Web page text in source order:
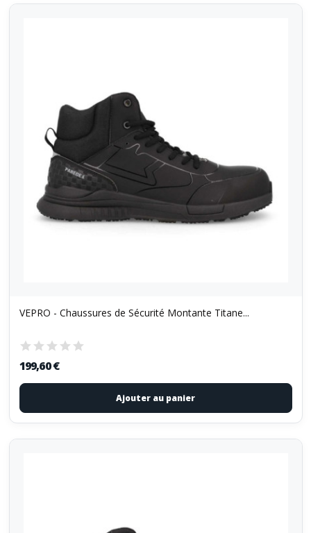
VEPRO - Chaussures de Sécurité Montante Titane...
199,60 €
Ajouter au panier